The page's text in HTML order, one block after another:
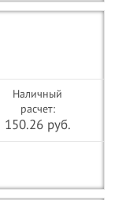
Наличный
расчет:
150.26 руб.